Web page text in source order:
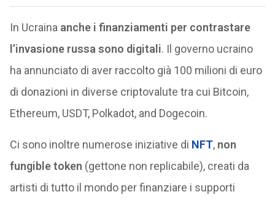
In Ucraina anche i finanziamenti per contrastare
l’invasione russa sono digitali. Il governo ucraino
ha annunciato di aver raccolto già 100 milioni di euro
di donazioni in diverse criptovalute tra cui Bitcoin,
Ethereum, USDT, Polkadot, and Dogecoin.
Ci sono inoltre numerose iniziative di NFT, non
fungible token (gettone non replicabile), creati da
artisti di tutto il mondo per finanziare i supporti